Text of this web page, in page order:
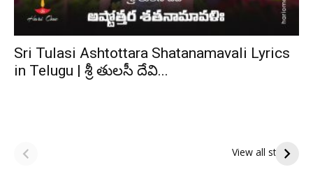
Sri Tulasi Ashtottara Shatanamavali Lyrics
in Telugu | శ్రీ తులసీ దేవి...
View all stories
పితృదేవతల ఆశీర్వాదం
ఇంద్రకీలాద్రి గిరి ప్రదక్షిణ